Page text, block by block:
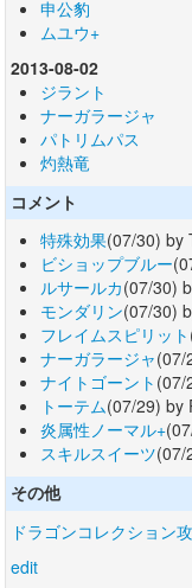
申公豹
ムユウ+
2013-08-02
ジラント
ナーガラージャ
パトリムパス
灼熱竜
コメント
特殊効果(07/30) by
ビショップブルー
ルサールカ(07/30)
モンダリン(07/30)
フレイムスピリット
ナーガラージャ(07/
ナイトゴーント (07/
トーテム(07/29) by
炎属性ノーマル+
スキルスイーツ(07/
その他
ドラゴンコレクション
edit